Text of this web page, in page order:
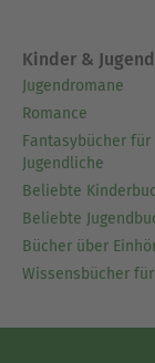
Kinder & Jugend
Jugendromane
Romance
Fantasybücher für
Jugendliche
Beliebte
Beliebte
Bücher über
Wissensbücher